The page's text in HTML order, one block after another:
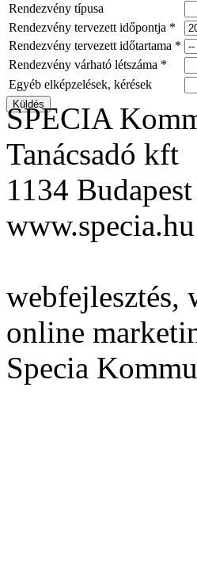
Rendezvény típusa
Rendezvény tervezett időpontja *
Rendezvény tervezett időtartama *
Rendezvény várható létszáma *
Egyéb elképzelések, kérések
SPECIA
Tanácsadó kft
1134
webfejlesztés,
online
Specia